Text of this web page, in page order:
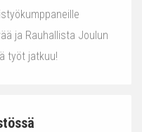
ja Rauhallista Joulun
työt jatkuu!